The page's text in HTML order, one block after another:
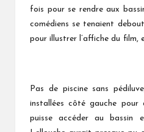
fois pour se rendre aux
comédiens se tenaient
pour illustrer l’affiche du film,
Pas de piscine sans
installées côté gauche pour
puisse accéder au bassin